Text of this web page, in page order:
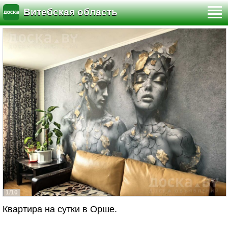
Витебская область
1/10
Квартира на сутки в Орше.